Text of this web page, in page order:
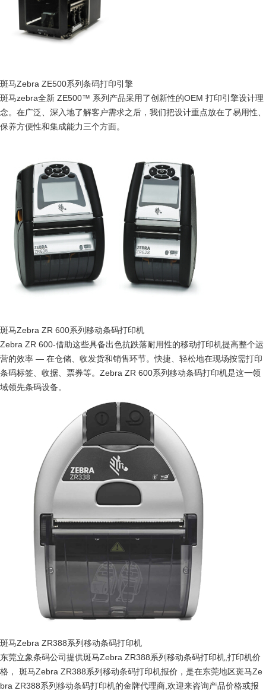
斑马Zebra ZE500系列条码打印引擎
斑马zebra全新 ZE500™ 系列产品采用了创新性的OEM 打印引擎设计理
念。在广泛、深入地了解客户需求之后，我们把设计重点放在了易用性、
保养方便性和集成能力三个方面。
斑马Zebra ZR 600系列移动条码打印机
Zebra ZR 600-借助这些具备出色抗跌落耐用性的移动打印机提高整个运
营的效率 — 在仓储、收发货和销售环节。快捷、轻松地在现场按需打印
条码标签、收据、票券等。Zebra ZR 600系列移动条码打印机是这一领
域领先条码设备。
斑马Zebra ZR388系列移动条码打印机
东莞立象条码公司提供斑马Zebra ZR388系列移动条码打印机,打印机价
格， 斑马Zebra ZR388系列移动条码打印机报价，是在东莞地区斑马Ze
bra ZR388系列移动条码打印机的金牌代理商,欢迎来咨询产品价格或报